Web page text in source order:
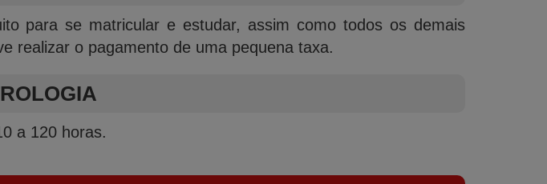
para se matricular e estudar, assim como todos os demais
realizar o pagamento de uma pequena taxa.
a 120 horas.